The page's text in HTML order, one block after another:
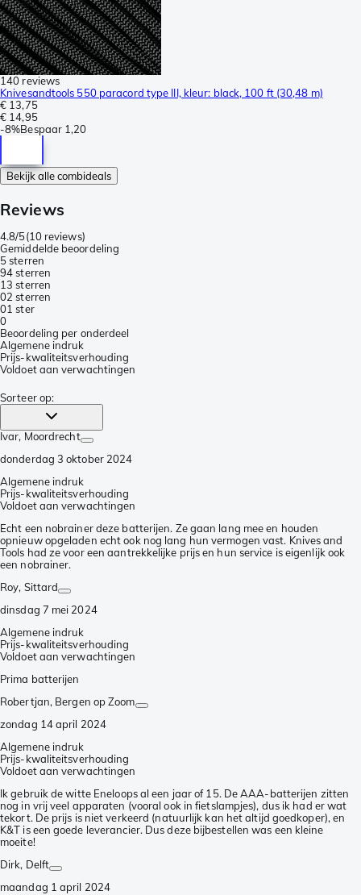
140 reviews
Knivesandtools 550 paracord type III, kleur: black, 100 ft (30,48 m)
€ 13,75
€ 14,95
-8%Bespaar 1,20
Bekijk alle combideals
Reviews
4.8/5(10 reviews)
Gemiddelde beoordeling
5 sterren
94 sterren
13 sterren
02 sterren
01 ster
0
Beoordeling per onderdeel
Algemene indruk
Prijs-kwaliteitsverhouding
Voldoet aan verwachtingen
Sorteer op:
Ivar, Moordrecht
donderdag 3 oktober 2024
Algemene indruk
Prijs-kwaliteitsverhouding
Voldoet aan verwachtingen
Echt een nobrainer deze batterijen. Ze gaan lang mee en houden
opnieuw opgeladen echt ook nog lang hun vermogen vast. Knives and
Tools had ze voor een aantrekkelijke prijs en hun service is eigenlijk ook
een nobrainer.
Roy, Sittard
dinsdag 7 mei 2024
Algemene indruk
Prijs-kwaliteitsverhouding
Voldoet aan verwachtingen
Prima batterijen
Robertjan, Bergen op Zoom
zondag 14 april 2024
Algemene indruk
Prijs-kwaliteitsverhouding
Voldoet aan verwachtingen
Ik gebruik de witte Eneloops al een jaar of 15. De AAA-batterijen zitten
nog in vrij veel apparaten (vooral ook in fietslampjes), dus ik had er wat
tekort. De prijs is niet verkeerd (natuurlijk kan het altijd goedkoper), en
K&T is een goede leverancier. Dus deze bijbestellen was een kleine
moeite!
Dirk, Delft
maandag 1 april 2024